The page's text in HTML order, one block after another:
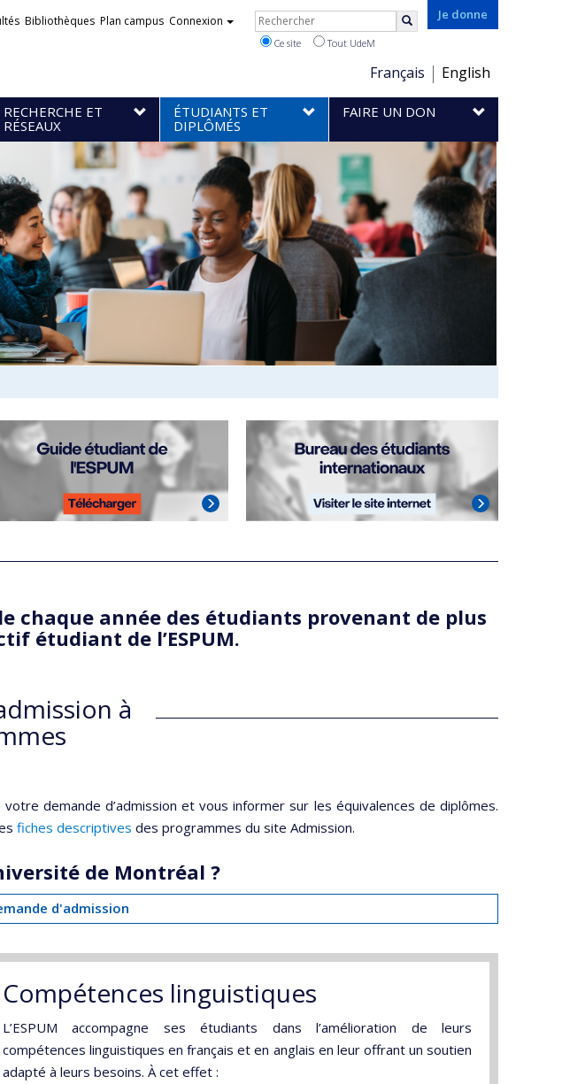
Je donne
Choix
de
la
langue
Français English
Bibliothèques Plan campus Connexion Rechercher
Ce site Tout UdeM
RECHERCHE ET
RÉSEAUX
ÉTUDIANTS ET
DIPLÔMÉS
FAIRE UN DON
chaque année des étudiants provenant de plus
étudiant de l’ESPUM.
à
demande d’admission et vous informer sur les équivalences de diplômes.
fiches descriptives des programmes du site Admission.
de Montréal ?
d'admission
Compétences linguistiques
L’ESPUM accompagne ses étudiants dans l’amélioration de leurs
compétences linguistiques en français et en anglais en leur offrant un soutien
adapté à leurs besoins. À cet effet :